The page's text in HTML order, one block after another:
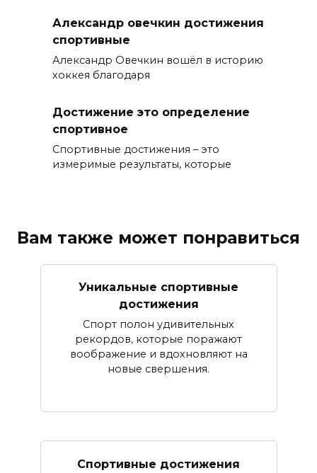
Александр овечкин достижения
спортивные
Александр Овечкин вошёл в историю
хоккея благодаря
Достижение это определение
спортивное
Спортивные достижения – это
измеримые результаты, которые
Вам также может понравиться
Уникальные спортивные
достижения
Спорт полон удивительных
рекордов, которые поражают
воображение и вдохновляют на
новые свершения.
Спортивные достижения